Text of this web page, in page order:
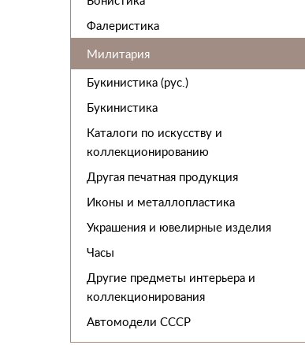
Фалеристика
Милитария
Букинистика (рус.)
Букинистика
Каталоги по искусству и
коллекционированию
Другая печатная продукция
Иконы и металлопластика
Украшения и ювелирные изделия
Часы
Другие предметы интерьера и
коллекционирования
Автомодели CCCР